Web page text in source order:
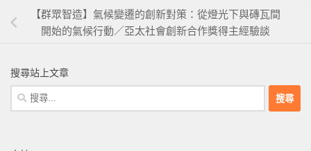
【群眾智造】氣候變遷的創新對策：從燈光下與磚瓦間
開始的氣候行動／亞太社會創新合作獎得主經驗談
搜尋站上文章
搜
尋